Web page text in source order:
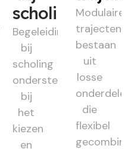
scholing
Begeleiding
bij
scholing
ondersteunt
bij
het
kiezen
en
Modulaire
trajecten
bestaan
uit
losse
die
flexibel